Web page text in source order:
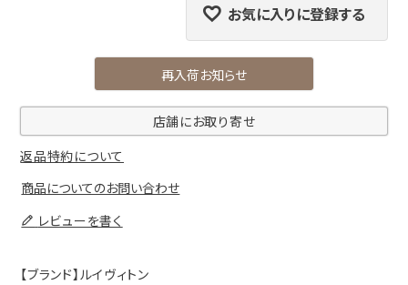
お気に入りに登録する
再入荷お知らせ
店舗にお取り寄せ
返品特約について
商品についてのお問い合わせ
レビューを書く
【ブランド】ルイヴィトン